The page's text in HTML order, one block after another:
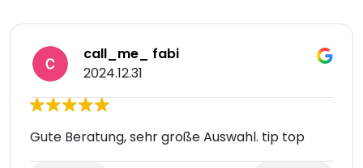
call_me_ fabi
2024.12.31
Gute Beratung, sehr große Auswahl. tip top